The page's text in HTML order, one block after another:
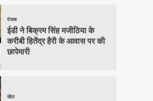
पंजाब
ईडी ने बिक्रम सिंह मजीठिया के
करीबी हितेंद्र हैरी के आवास पर की
छापेमारी
खेल